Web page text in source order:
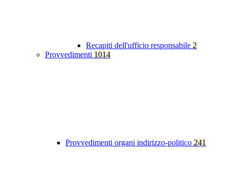
Recapiti dell'ufficio responsabile 2
Provvedimenti 1014
Provvedimenti organi indirizzo-politico 241